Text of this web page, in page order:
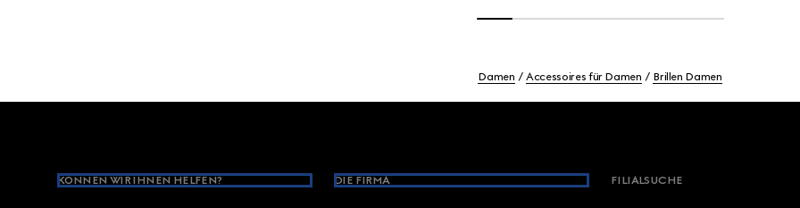
Damen Accessoires für Damen Brillen Damen
KÖNNEN WIR IHNEN HELFEN? DIE FIRMA FILIALSUCHE